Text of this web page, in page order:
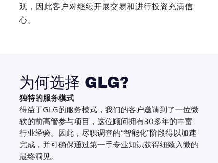
观，因此客户对继续开展交易和进行投资充满信
心。
为何选择 GLG?
独特的服务模式
得益于GLG的服务模式，我们的客户邀请到了一位微
软的前高管参与项目，这位顾问拥有30多年的丰富
行业经验。因此，尽职调查的“智能化”阶段得以加速
完成，并可确保通过第一手专业知识获得细致入微的
最终洞见。